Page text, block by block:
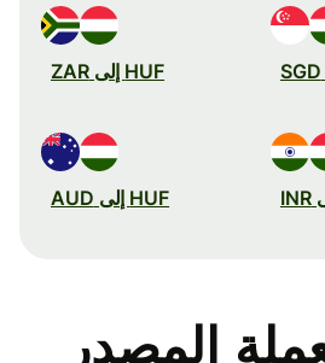
HUF إلى ZAR
HUF إلى AUD
المصدر